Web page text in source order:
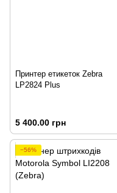
Принтер етикеток Zebra
LP2824 Plus
5 400.00 грн
−56%